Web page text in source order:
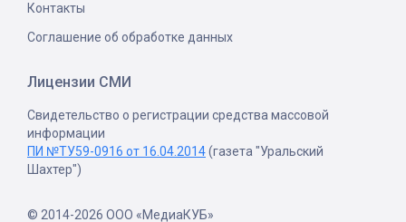
Контакты
Соглашение об обработке данных
Лицензии СМИ
Свидетельство о регистрации средства массовой
информации
ПИ №ТУ59-0916 от 16.04.2014(газета "Уральский
Шахтер")
© 2014-2026 ООО «МедиаКУБ»